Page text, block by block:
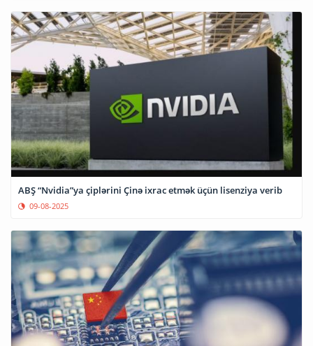
ABŞ “Nvidia”ya çiplərini Çinə ixrac etmək üçün lisenziya verib
09-08-2025